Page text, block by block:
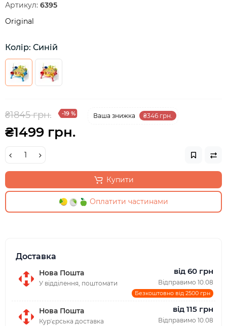
Артикул: 6395
Original
Колір: Синій
₴1845 грн. -19 % Ваша знижка ₴346 грн.
₴1499 грн.
Купити
Оплатити частинами
Доставка
Нова Пошта
У відділення, поштомати
від 60 грн
Відправимо 10.08
Безкоштовно від 2500 грн
Нова Пошта
Курʼєрська доставка
від 115 грн
Відправимо 10.08